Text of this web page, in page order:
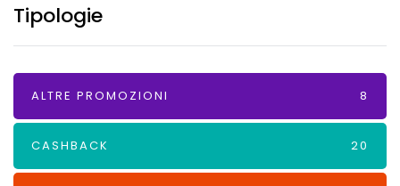
Tipologie
ALTRE PROMOZIONI 8
CASHBACK 20